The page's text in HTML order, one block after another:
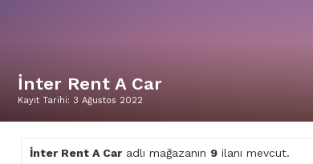
İnter Rent A Car
Kayıt Tarihi: 3 Ağustos 2022
İnter Rent A Caradlı mağazanın 9ilanı mevcut.